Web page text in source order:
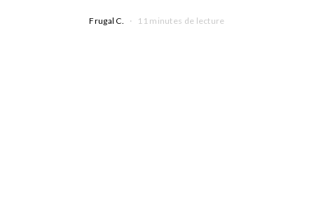
Frugal C. 11 minutes de lecture